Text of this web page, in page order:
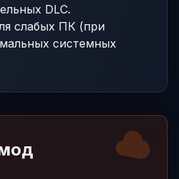
DLC.
слабых ПК (при
системных